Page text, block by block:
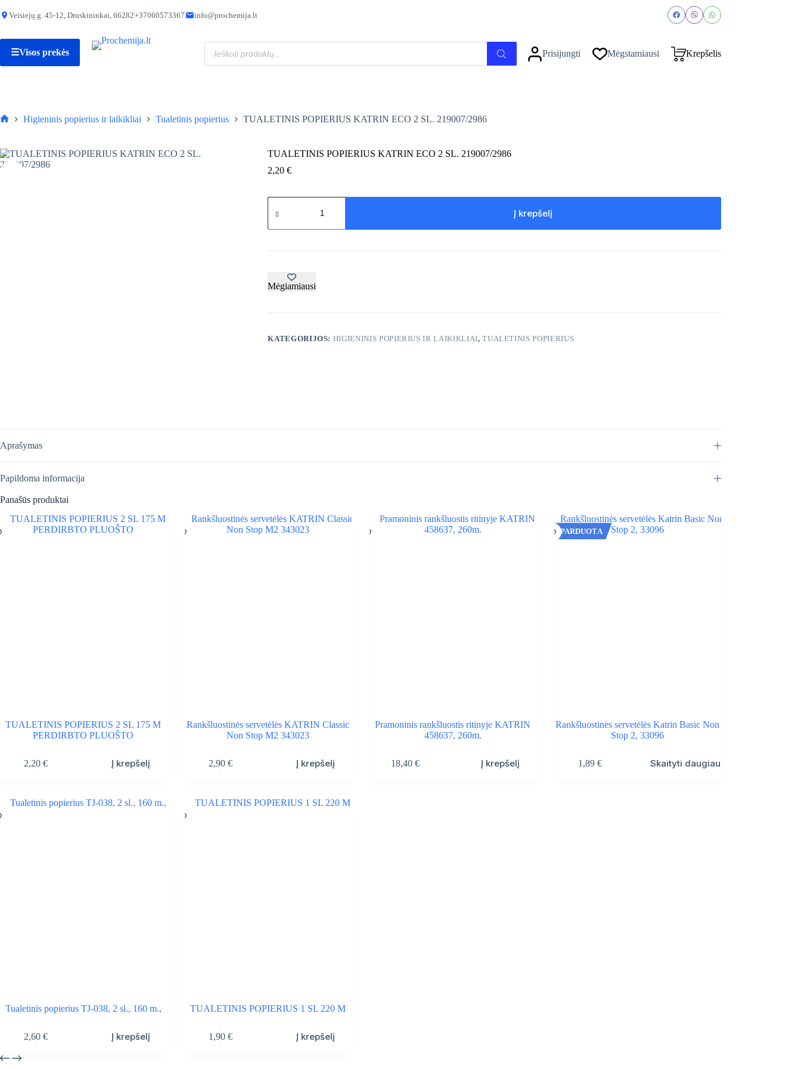
to
TUALETINIS POPIERIUS KATRIN ECO 2 SL. 219007/2986
produkto
POPIERIUS
KATRIN
Veisiejų g. 45-12, Druskininkai, 66282+37060573367 info@prochemija.lt
☰Visos prekės
Produktų
paieška
Prisijungti Mėgstamiausi Krepšelis
Higieninis popierius ir laikikliai Tualetinis popierius TUALETINIS POPIERIUS KATRIN ECO 2 SL. 219007/2986
TUALETINIS POPIERIUS KATRIN ECO 2 SL. 219007/2986
2,20€
produkto
kiekis:
POPIERIUS
ECO
219007/2986
Į krepšelį
Mėgiamiausi
KATEGORIJOS: HIGIENINIS POPIERIUS IR LAIKIKLIAI,TUALETINIS POPIERIUS
Aprašymas
Papildoma informacija
Panašūs produktai
TUALETINIS POPIERIUS 2 SL 175 M
PERDIRBTO PLUOŠTO
2,20 € Į krepšelį
Rankšluostinės servetėlės KATRIN Classic
Non Stop M2 343023
2,90 € Į krepšelį
Pramoninis rankšluostis ritinyje KATRIN
458637, 260m.
18,40 € Į krepšelį
IŠPARDUOTA
Rankšluostinės servetėlės Katrin Basic Non
Stop 2, 33096
1,89 € Skaityti daugiau
Tualetinis popierius TJ-038, 2 sl., 160 m.,
2,60 € Į krepšelį
TUALETINIS POPIERIUS 1 SL 220 M
1,90 € Į krepšelį